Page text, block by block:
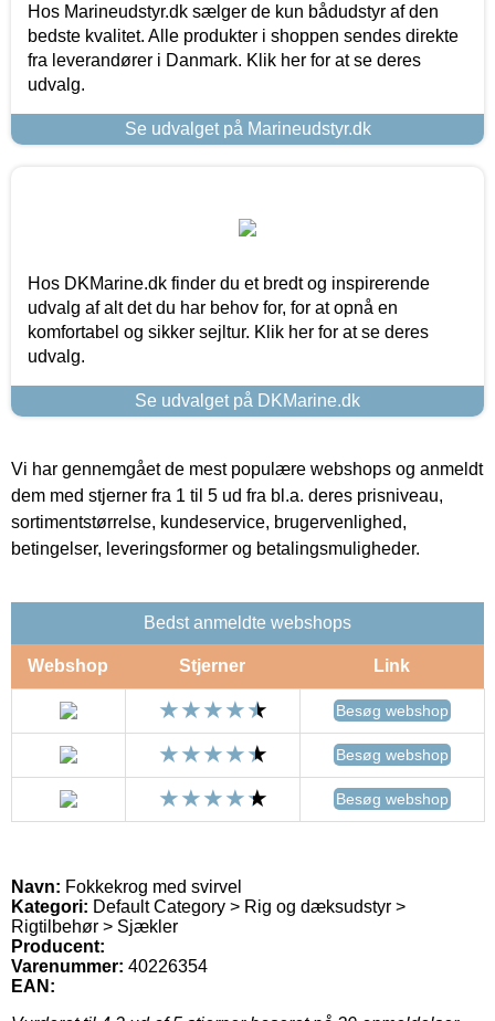
Hos Marineudstyr.dk sælger de kun bådudstyr af den
bedste kvalitet. Alle produkter i shoppen sendes direkte
fra leverandører i Danmark. Klik her for at se deres
udvalg.
Se udvalget på Marineudstyr.dk
Hos DKMarine.dk finder du et bredt og inspirerende
udvalg af alt det du har behov for, for at opnå en
komfortabel og sikker sejltur. Klik her for at se deres
udvalg.
Se udvalget på DKMarine.dk
Vi har gennemgået de mest populære webshops og anmeldt
dem med stjerner fra 1 til 5 ud fra bl.a. deres prisniveau,
sortimentstørrelse, kundeservice, brugervenlighed,
betingelser, leveringsformer og betalingsmuligheder.
Bedst anmeldte webshops
Webshop Stjerner Link
Besøg webshop
Besøg webshop
Besøg webshop
Navn: Fokkekrog med svirvel
Kategori: Default Category > Rig og dæksudstyr >
Rigtilbehør > Sjækler
Producent:
Varenummer: 40226354
EAN: